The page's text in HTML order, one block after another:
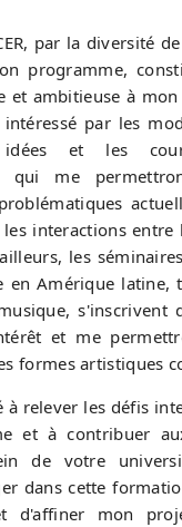
par la diversité
programme,
et ambitieuse à mon
par les
idées et les
qui me
interactions entre
les
en Amérique latine,
s'inscrivent
et me
formes artistiques
à relever les défis
et à contribuer
de votre
dans cette
d'affiner mon